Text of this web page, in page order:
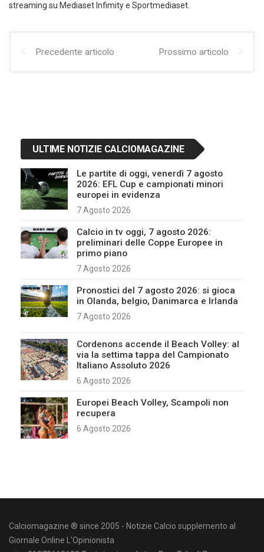
streaming su Mediaset Infimity e Sportmediaset.
Precedente articolo Prossimo articolo
ULTIME NOTIZIE CALCIOMAGAZINE
Le partite di oggi, venerdì 7 agosto
2026: EFL Cup e campionati minori
europei in evidenza
7 Agosto 2026
Calcio in tv oggi, 7 agosto 2026:
preliminari delle Coppe Europee in
primo piano
7 Agosto 2026
Pronostici del 7 agosto 2026: si gioca
in Olanda, belgio, Danimarca e Irlanda
7 Agosto 2026
Cordenons accende il Beach Volley: al
via la settima tappa del Campionato
Italiano Assoluto 2026
6 Agosto 2026
Europei Beach Volley, Scampoli non
recupera
6 Agosto 2026
Calciomagazine ® since 2005 - Notizie Calcio supplemento al
Giornale Online L'Opinionista